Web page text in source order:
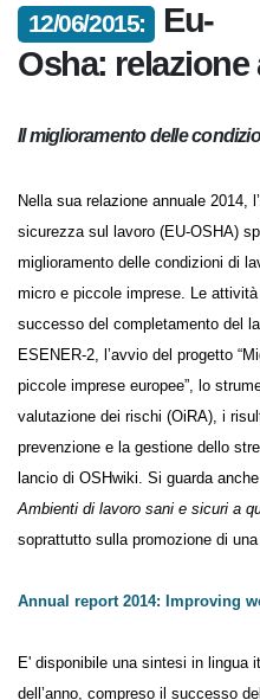
12/06/2015:
Eu-
Osha: relazione
Il miglioramento delle
Nella sua relazione annuale 2014,
sicurezza sul lavoro (EU-OSHA)
miglioramento delle condizioni di
micro e piccole imprese. Le
successo del completamento del
ESENER-2, l’avvio del progetto
piccole imprese europee”, lo
valutazione dei rischi (OiRA), i
prevenzione e la gestione dello
lancio di OSHwiki. Si guarda
Ambienti di lavoro sani e sicuri a
soprattutto sulla promozione di
Annual report 2014: Improving
E' disponibile una sintesi in